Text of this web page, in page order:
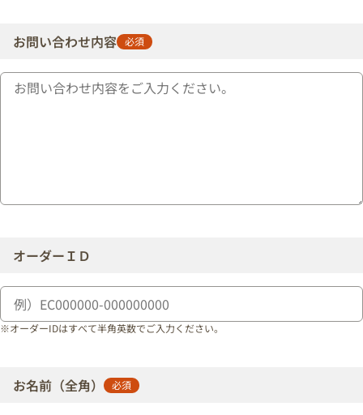
お問い合わせ内容 必須
オーダーＩＤ
※オーダーIDはすべて半角英数でご入力ください。
お名前 （全角） 必須